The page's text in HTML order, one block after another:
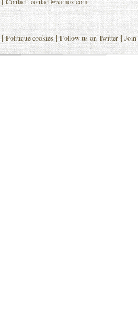
|Politique cookies |Follow us on Twitter |Join